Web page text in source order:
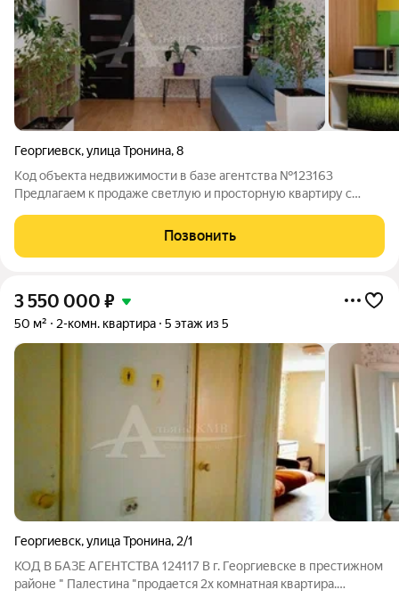
Георгиевск,улица Тронина,8
Код объекта недвижимости в базе агентства №123163
Предлагаем к продаже светлую и просторную квартиру с
городе Георгиевске. Общая площадь 50 кв.м. идеальное
пространство для создания уютного
Позвонить
3 550 000 ₽
50 м² 2-комн. квартира 5 этаж из 5
Георгиевск,улица Тронина, 2/1
КОД В БАЗЕ АГЕНТСТВА 124117 В г. Георгиевске в престижном
районе " Палестина "продается 2х комнатная квартира.